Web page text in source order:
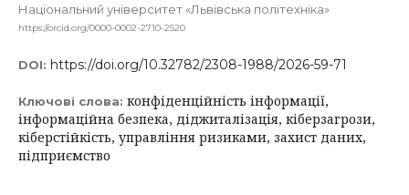
Національний університет «Львівська політехніка»
https://orcid.org/0000-0002-2710-2520
DOI: https://doi.org/10.32782/2308-1988/2026-59-71
Ключові слова: конфіденційність інформації,
інформаційна безпека, діджиталізація, кіберзагрози,
кіберстійкість, управління ризиками, захист даних,
підприємство